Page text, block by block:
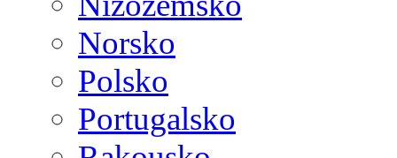
Norsko
Polsko
Portugalsko